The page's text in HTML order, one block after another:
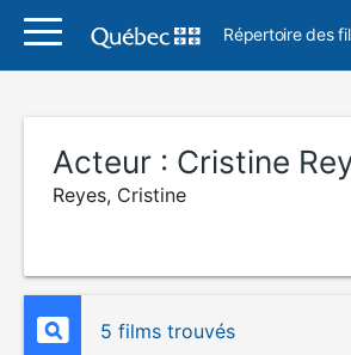
Répertoire des
Acteur : Cristine
Reyes, Cristine
5 films trouvés